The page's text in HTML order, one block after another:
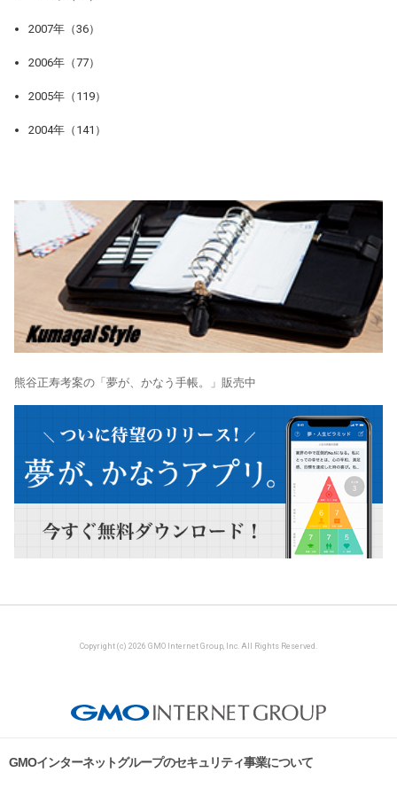
2007年（36）
2006年（77）
2005年（119）
2004年（141）
熊谷正寿考案の「夢が、かなう手帳。」販売中
Copyright (c) 2026 GMO Internet Group, Inc. All Rights Reserved.
GMOインターネットグループのセキュリティ事業について